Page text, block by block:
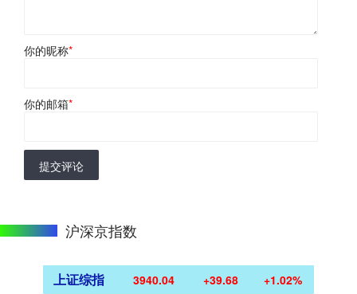
你的昵称*
你的邮箱*
提交评论
沪深京指数
上证综指 3940.04 +39.68 +1.02%